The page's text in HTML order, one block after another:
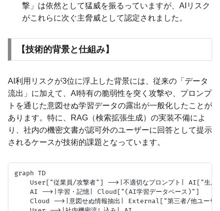
撃」は依然として猛威を振るっていますが、AIリスク
がこれらに次ぐ主脅威として認定されました。
【技術的背景と仕組み】
AI利用リスクが3位に浮上した背景には、従来の「データ
流出」に加えて、AI特有の脆弱性を突く攻撃や、プロンプ
トを通じた意図せぬ学習データの露出が一般化したことが
あります。特に、RAG（検索拡張生成）の実装不備によ
り、社内の機密文書が認可外のユーザーに回答として提示
されるケースが技術的課題となっています。
graph TD
User["従業員/攻撃者"] -->|不適切なプロンプト| AI["生成
    AI -->|学習・記憶| Cloud["(AI学習データベース)"]
Cloud -->|意図せぬ情報抽出| External["第三者/他ユーザ